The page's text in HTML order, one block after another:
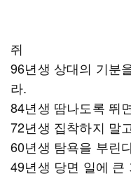
쥐
96년생 상대의 기분
라.
84년생 땀나도록 뛰
72년생 집착하지 말
60년생 탐욕을 부린
49년생 당면 일에 큰